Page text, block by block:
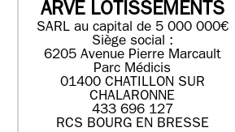
ARVE LOTISSEMENTS
SARL au capital de 5 000 000€
Siège social :
6205 Avenue Pierre Marcault
Parc Médicis
01400 CHATILLON SUR
CHALARONNE
433 696 127
RCS BOURG EN BRESSE